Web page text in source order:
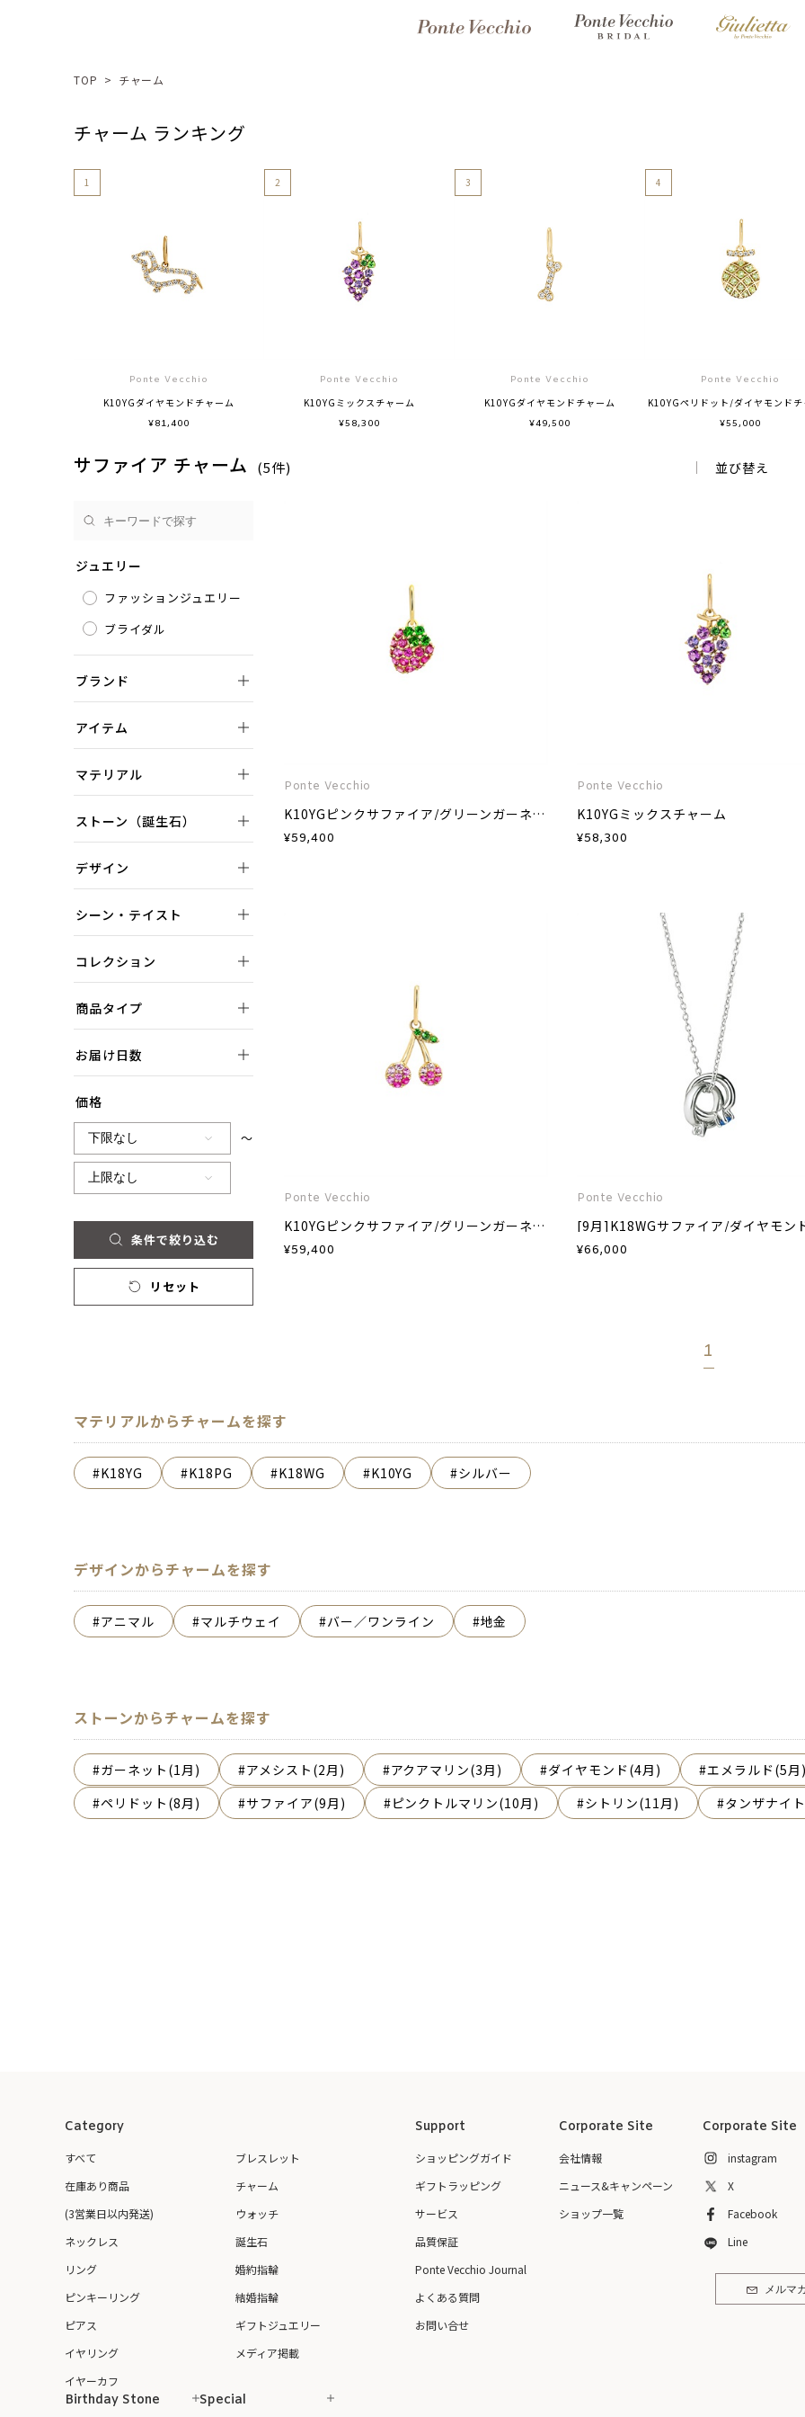
TOP > チャーム
チャーム ランキング
1
Ponte Vecchio
K10YGダイヤモンドチャーム
¥81,400
2
Ponte Vecchio
K10YGミックスチャーム
¥58,300
3
Ponte Vecchio
K10YGダイヤモンドチャーム
¥49,500
4
Ponte Vecchio
K10YGペリドット/ダイヤモンドチ
¥55,000
サファイア チャーム (5件) 並び替え
ジュエリー
ファッションジュエリー
ブライダル
ブランド
アイテム
マテリアル
ストーン（誕生石）
デザイン
シーン・テイスト
コレクション
商品タイプ
お届け日数
価格
～
条件で絞り込む
リセット
Ponte Vecchio
K10YGピンクサファイア/グリーンガーネットチャーム
¥59,400
Ponte Vecchio
K10YGミックスチャーム
¥58,300
Ponte Vecchio
K10YGピンクサファイア/グリーンガーネットチャーム
¥59,400
Ponte Vecchio
¥66,000
1
マテリアルからチャームを探す
K18YG K18PG K18WG K10YG シルバー
デザインからチャームを探す
アニマル マルチウェイ バー／ワンライン 地金
ストーンからチャームを探す
ガーネット(1月) アメシスト(2月) アクアマリン(3月) ダイヤモンド(4月) エメラルド(5月)
ペリドット(8月)
サファイア(9月) ピンクトルマリン(10月) シトリン(11月) タンザナイ
Category
すべて
在庫あり商品
(3営業日以内発送)
ネックレス
リング
ピンキーリング
ピアス
イヤリング
イヤーカフ
ブレスレット
チャーム
ウォッチ
誕生石
婚約指輪
結婚指輪
ギフトジュエリー
メディア掲載
Support
ショッピングガイド
ギフトラッピング
サービス
品質保証
Ponte Vecchio Journal
よくある質問
お問い合せ
Corporate Site
会社情報
ニュース&キャンペーン
ショップ一覧
Corporate Site
instagram
X
Facebook
Line
メルマ
Birthday Stone Special